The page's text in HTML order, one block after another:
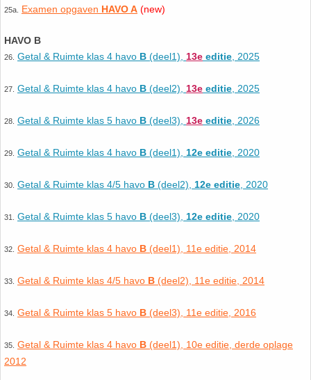
25a. Examen opgaven HAVO A (new)
HAVO B
26. Getal & Ruimte klas 4 havo B (deel1), 13e editie , 2025
27. Getal & Ruimte klas 4 havo B (deel2), 13e editie , 2025
28. Getal & Ruimte klas 5 havo B (deel3), 13e editie , 2026
29. Getal & Ruimte klas 4 havo B (deel1), 12e editie , 2020
30. Getal & Ruimte klas 4/5 havo B (deel2), 12e editie , 2020
31. Getal & Ruimte klas 5 havo B (deel3), 12e editie , 2020
32. Getal & Ruimte klas 4 havo B (deel1), 11e editie, 2014
33. Getal & Ruimte klas 4/5 havo B (deel2), 11e editie, 2014
34. Getal & Ruimte klas 5 havo B (deel3), 11e editie, 2016
35. Getal & Ruimte klas 4 havo B (deel1), 10e editie, derde oplage
2012
33. Stelling van fermat
34. Stelling van Pythagoras
36. Tangens van een hoek
37. Telraam Abacus
38. Vergelijkingen (geschiedenis)
39. Wet van Benford